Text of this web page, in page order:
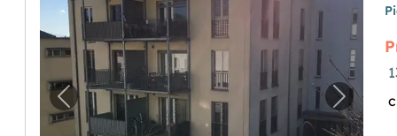
Image précédente pour "Dépôt à louer
Image